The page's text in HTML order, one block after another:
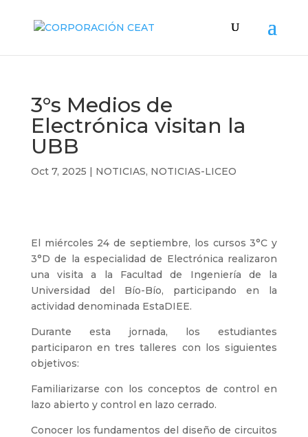
3°s Medios de
Electrónica visitan la
UBB
Oct 7, 2025 | NOTICIAS, NOTICIAS-LICEO
El miércoles 24 de septiembre, los cursos 3°C y
3°D de la especialidad de Electrónica realizaron
una visita a la Facultad de Ingeniería de la
Universidad del Bío-Bío, participando en la
actividad denominada EstaDIEE.
Durante esta jornada, los estudiantes
participaron en tres talleres con los siguientes
objetivos:
Familiarizarse con los conceptos de control en
lazo abierto y control en lazo cerrado.
Conocer los fundamentos del diseño de circuitos